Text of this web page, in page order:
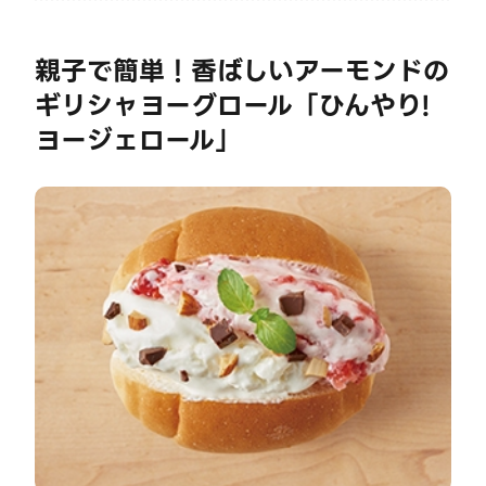
親子で簡単！香ばしいアーモンドの
ギリシャヨーグロール「ひんやり!
ヨージェロール」